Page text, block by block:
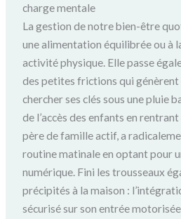
charge mentale
La gestion de notre bien-être
une alimentation équilibrée ou à
activité physique. Elle passe
des petites frictions qui génèrent
chercher ses clés sous une pluie
de l’accès des enfants en rentrant
père de famille actif, a
routine matinale en optant pour
numérique. Fini les trousseaux
précipités à la maison :
sécurisé sur son entrée